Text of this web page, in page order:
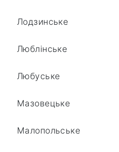
Лодзинське
Люблінське
Любуське
Мазовецьке
Малопольське